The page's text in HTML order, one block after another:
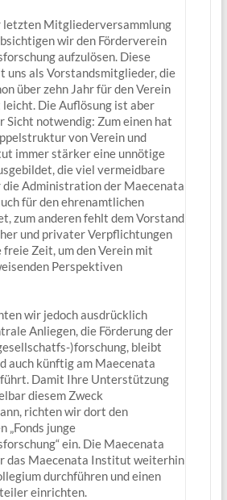
letzten Mitgliederversammlung
wir den Förderverein
aufzulösen. Diese
uns als Vorstandsmitglieder, die
über zehn Jahr für den Verein
Die Auflösung ist aber
Sicht notwendig: Zum einen hat
von Verein und
immer stärker eine unnötige
die viel vermeidbare
Administration der Maecenata
für den ehrenamtlichen
zum anderen fehlt dem Vorstand
und privater Verpflichtungen
Zeit, um den Verein mit
Perspektiven
wir jedoch ausdrücklich
Anliegen, die Förderung der
)forschung, bleibt
auch künftig am Maecenata
Damit Ihre Unterstützung
diesem Zweck
richten wir dort den
„Fonds junge
ein. Die Maecenata
das Maecenata Institut weiterhin
durchführen und einen
einrichten.